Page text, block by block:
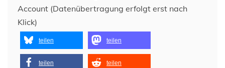
Account (Datenübertragung erfolgt erst nach
Klick)
teilen teilen
teilen teilen